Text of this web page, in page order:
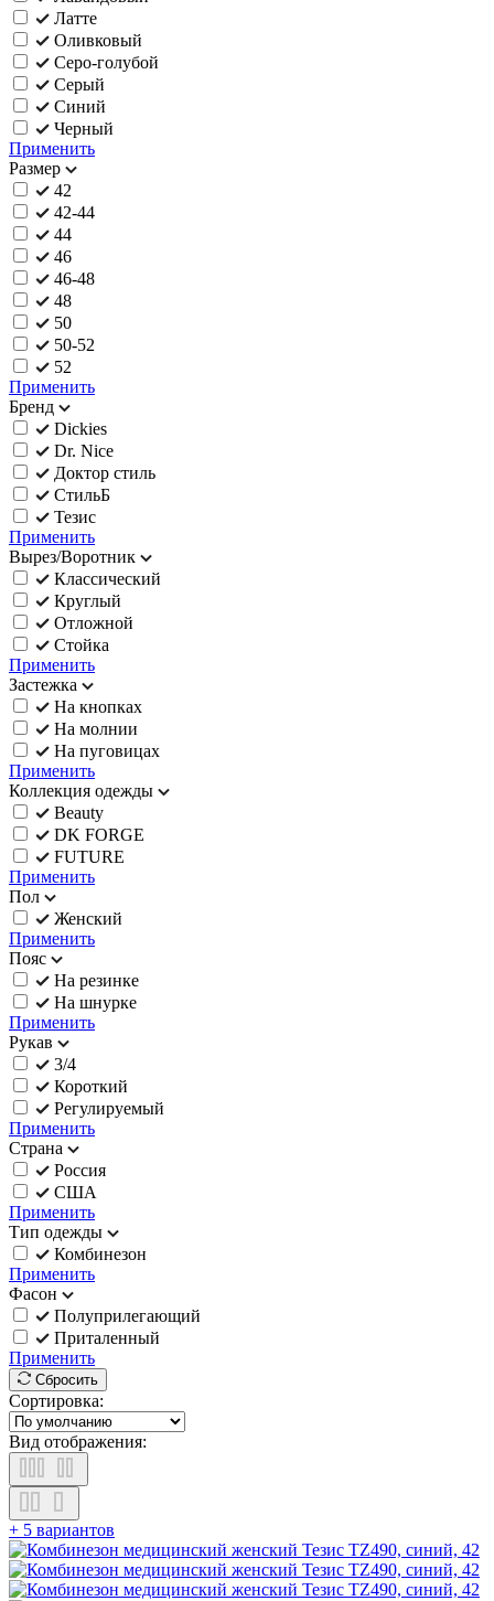
Латте
Оливковый
Серо-голубой
Серый
Синий
Черный
Применить
Размер
42
42-44
44
46
46-48
48
50
50-52
52
Применить
Бренд
Dickies
Dr. Nice
Доктор стиль
СтильБ
Тезис
Применить
Вырез/Воротник
Классический
Круглый
Отложной
Стойка
Применить
Застежка
На кнопках
На молнии
На пуговицах
Применить
Коллекция одежды
Beauty
DK FORGE
FUTURE
Применить
Пол
Женский
Применить
Пояс
На резинке
На шнурке
Применить
Рукав
3/4
Короткий
Регулируемый
Применить
Страна
Россия
США
Применить
Тип одежды
Комбинезон
Применить
Фасон
Полуприлегающий
Приталенный
Применить
Сбросить
Сортировка:
Вид отображения:
+ 5 вариантов